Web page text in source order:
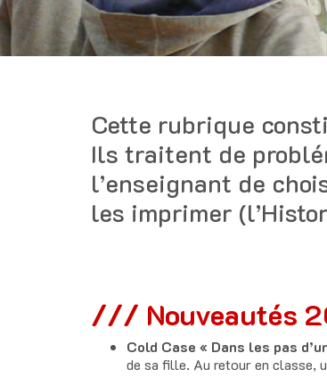
Cette rubrique
Ils traitent de
l’enseignant de
les imprimer
/// Nouveautés
Cold Case « Dans les pas
de sa fille. Au retour en classe,